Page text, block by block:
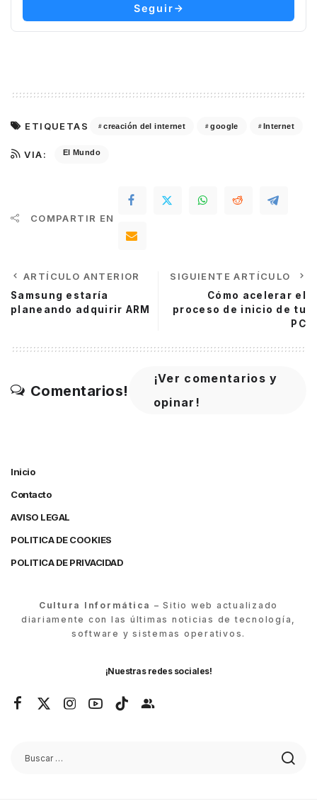
Seguir
ETIQUETAS creación del internet google Internet
VIA: El Mundo
COMPARTIR EN
ARTÍCULO ANTERIOR
Samsung estaría
planeando adquirir ARM
SIGUIENTE ARTÍCULO
Cómo acelerar el
proceso de inicio de tu
PC
Comentarios!
¡Ver comentarios y
opinar!
Inicio
Contacto
AVISO LEGAL
POLITICA DE COOKIES
POLITICA DE PRIVACIDAD
Cultura Informática – Sitio web actualizado
diariamente con las últimas noticias de tecnología,
software y sistemas operativos.
¡Nuestras redes sociales!